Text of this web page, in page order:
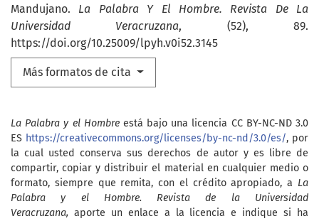
Mandujano. La Palabra Y El Hombre. Revista De La
Universidad Veracruzana, (52), 89.
https://doi.org/10.25009/lpyh.v0i52.3145
Más formatos de cita
La Palabra y el Hombreestá bajo una licencia CC BY-NC-ND 3.0
ES https://creativecommons.org/licenses/by-nc-nd/3.0/es/, por
la cual usted conserva sus derechos de autor y es libre de
compartir, copiar y distribuir el material en cualquier medio o
formato, siempre que remita, con el crédito apropiado, a La
Palabra y el Hombre. Revista de la Universidad
Veracruzana, aporte un enlace a la licencia e indique si ha